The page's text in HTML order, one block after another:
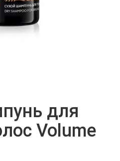
для
Volume